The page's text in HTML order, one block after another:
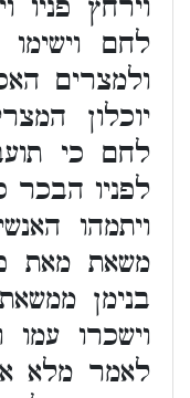
וירחץ פניו
לחם
ולמצרים
יוכלון
לחם כי
לפניו הבכר
ויתמהו
משאת מאת
בנימן
וישכרו
לאמר מלא